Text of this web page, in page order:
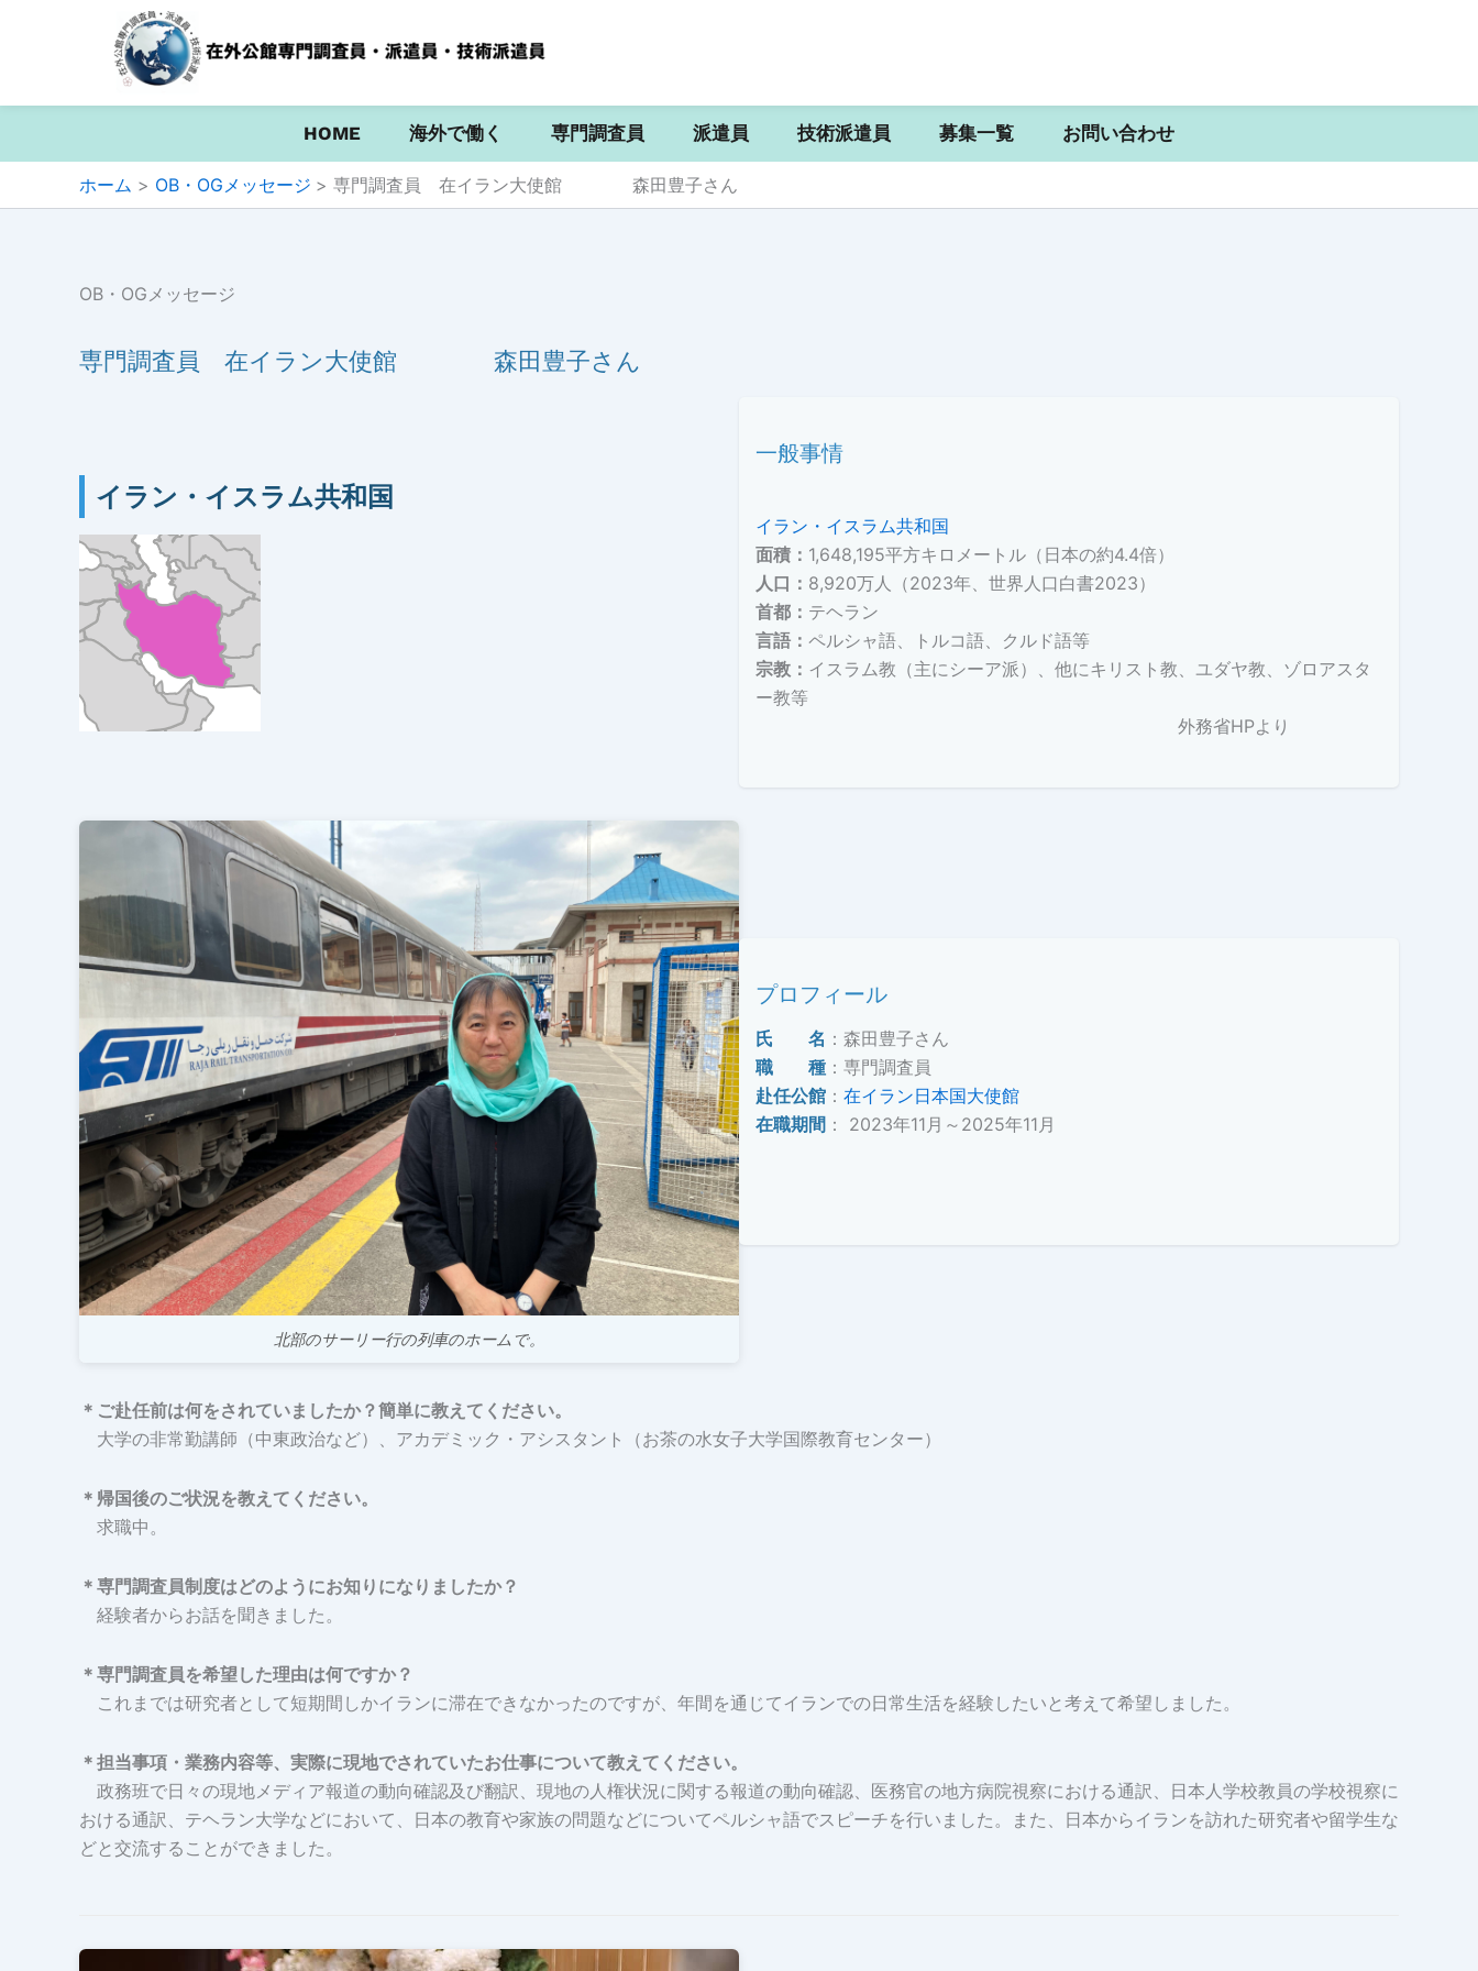
容
HOME 海外で働く 専門調査員 派遣員 技術派遣員 募集一覧 お問い合わせ
ホーム OB・OGメッセージ 専門調査員 在イラン大使館 森田豊子さん
OB・OGメッセージ
専門調査員 在イラン大使館 森田豊子さん
イラン・イスラム共和国
一般事情
イラン・イスラム共和国
面積： 1,648,195平方キロメートル（日本の約4.4倍）
人口： 8,920万人（2023年、世界人口白書2023）
首都： テヘラン
言語： ペルシャ語、トルコ語、クルド語等
宗教： イスラム教（主にシーア派）、他にキリスト教、ユダヤ教、ゾロアスタ
ー教等
外務省HPより
北部のサーリー行の列車のホームで。
プロフィール
氏 名 ：森田豊子さん
職 種 ：専門調査員
赴任公館 ： 在イラン日本国大使館
在職期間 ： 2023年11月～2025年11月
＊ご赴任前は何をされていましたか？簡単に教えてください。
大学の非常勤講師（中東政治など）、アカデミック・アシスタント（お茶の水女子大学国際教育センター）
＊帰国後のご状況を教えてください。
求職中。
＊専門調査員制度はどのようにお知りになりましたか？
経験者からお話を聞きました。
＊専門調査員を希望した理由は何ですか？
これまでは研究者として短期間しかイランに滞在できなかったのですが、年間を通じてイランでの日常生活を経験したいと考えて希望しました。
＊担当事項・業務内容等、実際に現地でされていたお仕事について教えてください。
政務班で日々の現地メディア報道の動向確認及び翻訳、現地の人権状況に関する報道の動向確認、医務官の地方病院視察における通訳、日本人学校教員の学校視察に
おける通訳、テヘラン大学などにおいて、日本の教育や家族の問題などについてペルシャ語でスピーチを行いました。また、日本からイランを訪れた研究者や留学生な
どと交流することができました。